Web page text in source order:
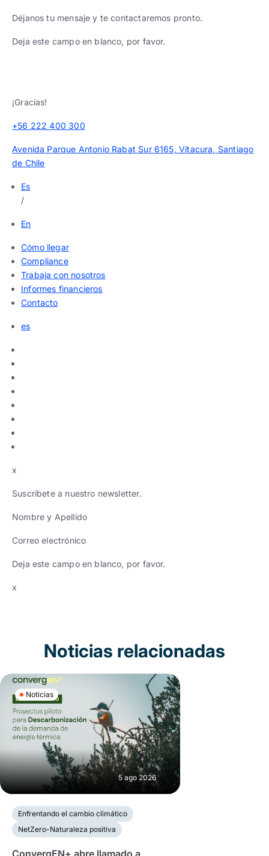
Déjanos tu mensaje y te contactaremos pronto.
Deja este campo en blanco, por favor.
¡Gracias!
+56 222 400 300
Avenida Parque Antonio Rabat Sur 6165, Vitacura, Santiago
de Chile
Es
/
En
Cómo llegar
Compliance
Trabaja con nosotros
Informes financieros
Contacto
es
x
Suscríbete a nuestro newsletter.
Nombre y Apellido
Correo electrónico
Deja este campo en blanco, por favor.
x
Noticias relacionadas
Noticias
5 ago 2026
Enfrentando el cambio climático
NetZero-Naturaleza positiva
ConvergEN+ abre llamado a